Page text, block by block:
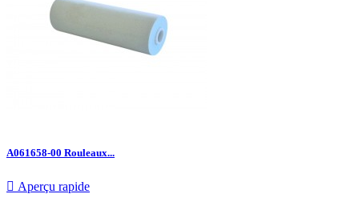
A061658-00 Rouleaux...
 Aperçu rapide